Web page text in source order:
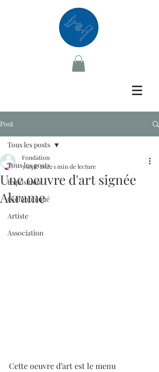
Post
Tous les posts
Exposition
Communiqué
Artiste
Association
Tous les posts
Une oeuvre d'art signée
Akrame
Fondation
3 sept. 20221 min de lecture
Cette oeuvre d’art est le menu